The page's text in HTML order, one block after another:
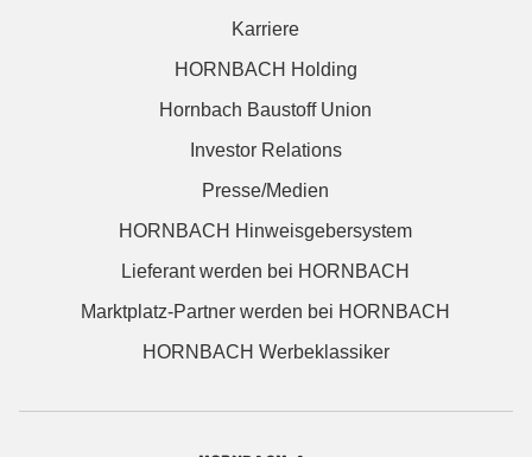
Karriere
HORNBACH Holding
Hornbach Baustoff Union
Investor Relations
Presse/Medien
HORNBACH Hinweisgebersystem
Lieferant werden bei HORNBACH
Marktplatz-Partner werden bei HORNBACH
HORNBACH Werbeklassiker